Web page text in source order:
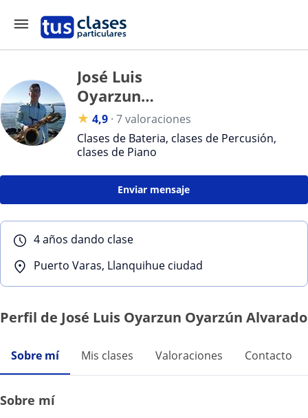
José Luis
Oyarzun
Oyarzún
Alvarado
★ 4,9 · 7 valoraciones
Clases de Bateria, clases de Percusión,
clases de Piano
Enviar mensaje
4 años dando clase
Puerto Varas, Llanquihue ciudad
Perfil de José Luis Oyarzun Oyarzún Alvarado
Sobre mí Mis clases Valoraciones Contacto
Sobre mí